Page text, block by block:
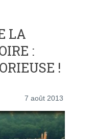
LA
:
!
7 août 2013